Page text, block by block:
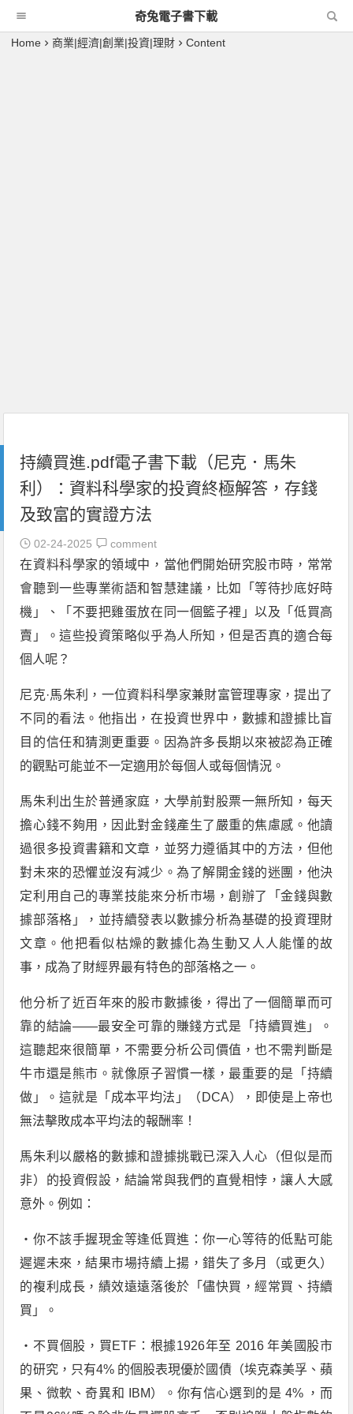
奇兔電子書下載
Home 商業|經濟|創業|投資|理財 Content
持續買進.pdf電子書下載（尼克．馬朱
利）：資料科學家的投資終極解答，存錢
及致富的實證方法
02-24-2025 comment
在資料科學家的領域中，當他們開始研究股市時，常常
會聽到一些專業術語和智慧建議，比如「等待抄底好時
機」、「不要把雞蛋放在同一個籃子裡」以及「低買高
賣」。這些投資策略似乎為人所知，但是否真的適合每
個人呢？
尼克·馬朱利，一位資料科學家兼財富管理專家，提出了
不同的看法。他指出，在投資世界中，數據和證據比盲
目的信任和猜測更重要。因為許多長期以來被認為正確
的觀點可能並不一定適用於每個人或每個情況。
馬朱利出生於普通家庭，大學前對股票一無所知，每天
擔心錢不夠用，因此對金錢產生了嚴重的焦慮感。他讀
過很多投資書籍和文章，並努力遵循其中的方法，但他
對未來的恐懼並沒有減少。為了解開金錢的迷團，他決
定利用自己的專業技能來分析市場，創辦了「金錢與數
據部落格」，並持續發表以數據分析為基礎的投資理財
文章。他把看似枯燥的數據化為生動又人人能懂的故
事，成為了財經界最有特色的部落格之一。
他分析了近百年來的股市數據後，得出了一個簡單而可
靠的結論——最安全可靠的賺錢方式是「持續買進」。
這聽起來很簡單，不需要分析公司價值，也不需判斷是
牛市還是熊市。就像原子習慣一樣，最重要的是「持續
做」。這就是「成本平均法」（DCA），即使是上帝也
無法擊敗成本平均法的報酬率！
馬朱利以嚴格的數據和證據挑戰已深入人心（但似是而
非）的投資假設，結論常與我們的直覺相悖，讓人大感
意外。例如：
‧你不該手握現金等逢低買進：你一心等待的低點可能
遲遲未來，結果市場持續上揚，錯失了多月（或更久）
的複利成長，績效遠遠落後於「儘快買，經常買、持續
買」。
‧不買個股，買ETF：根據1926年至 2016 年美國股市
的研究，只有4% 的個股表現優於國債（埃克森美孚、蘋
果、微軟、奇異和 IBM）。你有信心選到的是 4% ，而